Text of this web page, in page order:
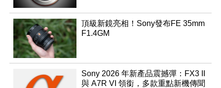
頂級新鏡亮相！Sony發布FE 35mm
F1.4GM
Sony 2026 年新產品震撼彈：FX3 II
與 A7R VI 領銜，多款重點新機傳聞